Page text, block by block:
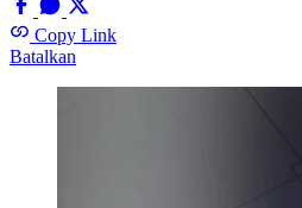
Copy Link
Batalkan